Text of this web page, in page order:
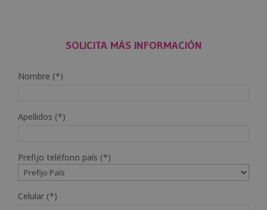
SOLICITA MÁS INFORMACIÓN
Nombre (*)
Apellidos (*)
Prefijo teléfono país (*)
Celular (*)